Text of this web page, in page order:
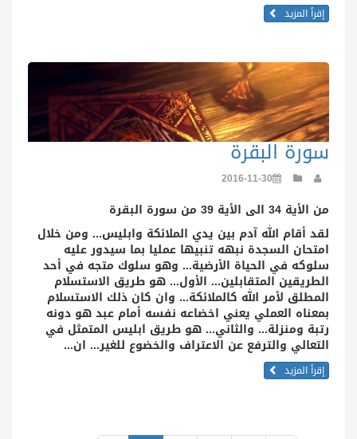
إقرأ المزيد
سورة البقرة
2016-11-30
من الأية 34 الى الأية 39 من سورة البقرة
لقد أقام الله آدم بين يدي الملائكة وابليس... ومن خلال
امتحان السجدة نبهه تنبيها عمليا بما سيدور عليه
سلوكه في الحياة الأرضية... وهو سلوك متجه في أحد
الطريقين المتقابلين... الأول... هو طريق الاستسلام
المطلق لأمر الله كالملائكة... وان كان ذلك الاستسلام
بمعناه العملي يعني اخضاعه نفسه أمام عبد هو دونه
رتبة ومنزلة... والثاني... هو طريق ابليس المتمثل في
التعالي والترفع عن الاعتراف والخضوع للغير... ان...
إقرأ المزيد